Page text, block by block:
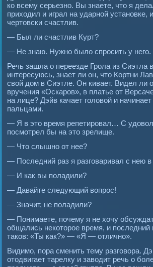
ко всему серьезно. Вы знаете, что я
приходил и играл на ударной установке,
чертовски счастлив.
— Был ли счастлив Курт?
— Не знаю. Нужно было спросить у него.
Речь зашла о переезде Грола из Сиэтла
интересуюсь, знает ли он, что Кортни
свой дом в Сиэтле. Он кивает. Видел ли
вручения «Оскаров», в платье от
на лице? Дэйв качает головой и начинает
пальцами.
— Я в это время репетировал… С
посмотрел бы на это зрелище.
— Что слышно от нее?
— Последний раз я разговаривал с нею в
— И как вы поладили?
— Давайте следующий вопрос!
— Значит, не поладили?
— Понимаете, почему я не хочу
общались некоторое время, и
таков: «Ты как?» — «Я — отлично».
Видимо, пора сменить тему разговора.
отодвигает тарелку и заводит речь о